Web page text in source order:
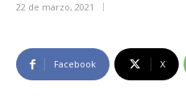
22 de marzo, 2021
Facebook X